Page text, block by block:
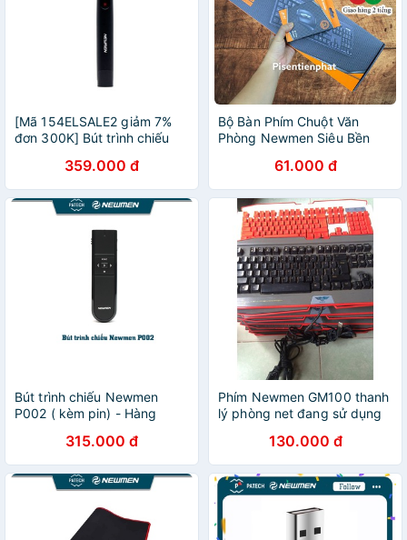
[Mã 154ELSALE2 giảm 7%
đơn 300K] Bút trình chiếu
359.000 đ
Bộ Bàn Phím Chuột Văn
Phòng Newmen Siêu Bền
61.000 đ
Bút trình chiếu Newmen
P002 ( kèm pin) - Hàng
315.000 đ
Phím Newmen GM100 thanh
lý phòng net đang sử dụng
130.000 đ